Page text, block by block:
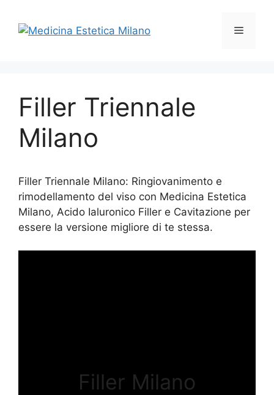
contenuto
Menu
Filler Triennale
Milano
Filler Triennale Milano: Ringiovanimento e
rimodellamento del viso con Medicina Estetica
Milano, Acido Ialuronico Filler e Cavitazione per
essere la versione migliore di te stessa.
Filler Milano